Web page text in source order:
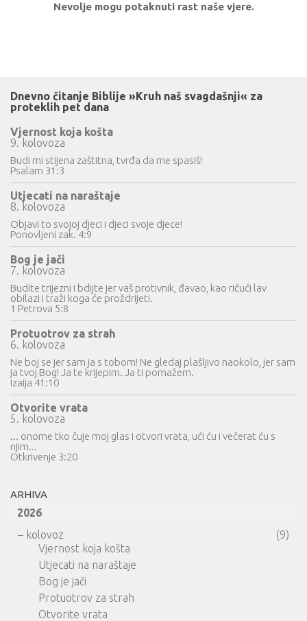
Nevolje mogu potaknuti rast naše vjere.
Dnevno čitanje Biblije »Kruh naš svagdašnji« za
proteklih pet dana
Vjernost koja košta
9. kolovoza
Budi mi stijena zaštitna, tvrđa da me spasiš!
Psalam 31:3
Utjecati na naraštaje
8. kolovoza
Objavi to svojoj djeci i djeci svoje djece!
Ponovljeni zak. 4:9
Bog je jači
7. kolovoza
Budite trijezni i bdijte jer vaš protivnik, đavao, kao ričući lav
obilazi i traži koga će proždrijeti.
1 Petrova 5:8
Protuotrov za strah
6. kolovoza
Ne boj se jer sam ja s tobom! Ne gledaj plašljivo naokolo, jer sam
ja tvoj Bog! Ja te krijepim. Ja ti pomažem.
Izaija 41:10
Otvorite vrata
5. kolovoza
... onome tko čuje moj glas i otvori vrata, ući ću i večerat ću s
njim...
Otkrivenje 3:20
ARHIVA
2026
– kolovoz
(9)
Vjernost koja košta
Utjecati na naraštaje
Bog je jači
Protuotrov za strah
Otvorite vrata